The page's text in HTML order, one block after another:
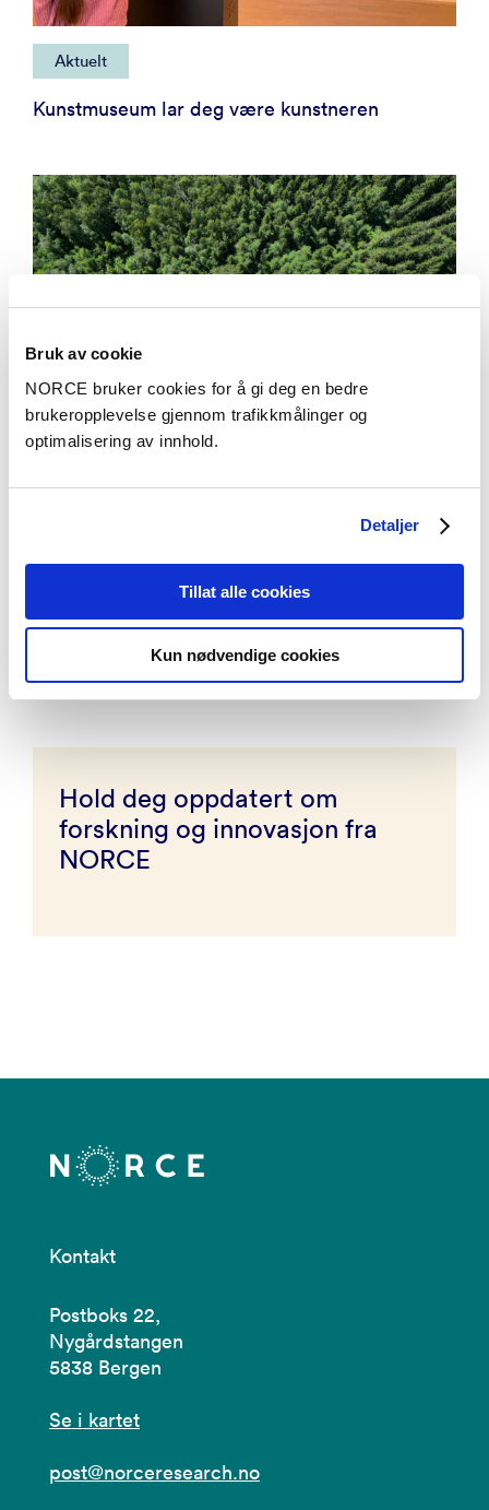
Bruk av cookie
NORCE bruker cookies for å gi deg en bedre
brukeropplevelse gjennom trafikkmålinger og
optimalisering av innhold.
Detaljer
Tillat alle cookies
Kun nødvendige cookies
Aktuelt
Kunstmuseum lar deg være kunstneren
Sju anbefalinger for mer sirkulær utnyttelse av
organiske råvarer i jordbruket
Hold deg oppdatert om
forskning og innovasjon fra
NORCE
Kontakt
Postboks 22,
Nygårdstangen
5838 Bergen
Se i kartet
post@norceresearch.no